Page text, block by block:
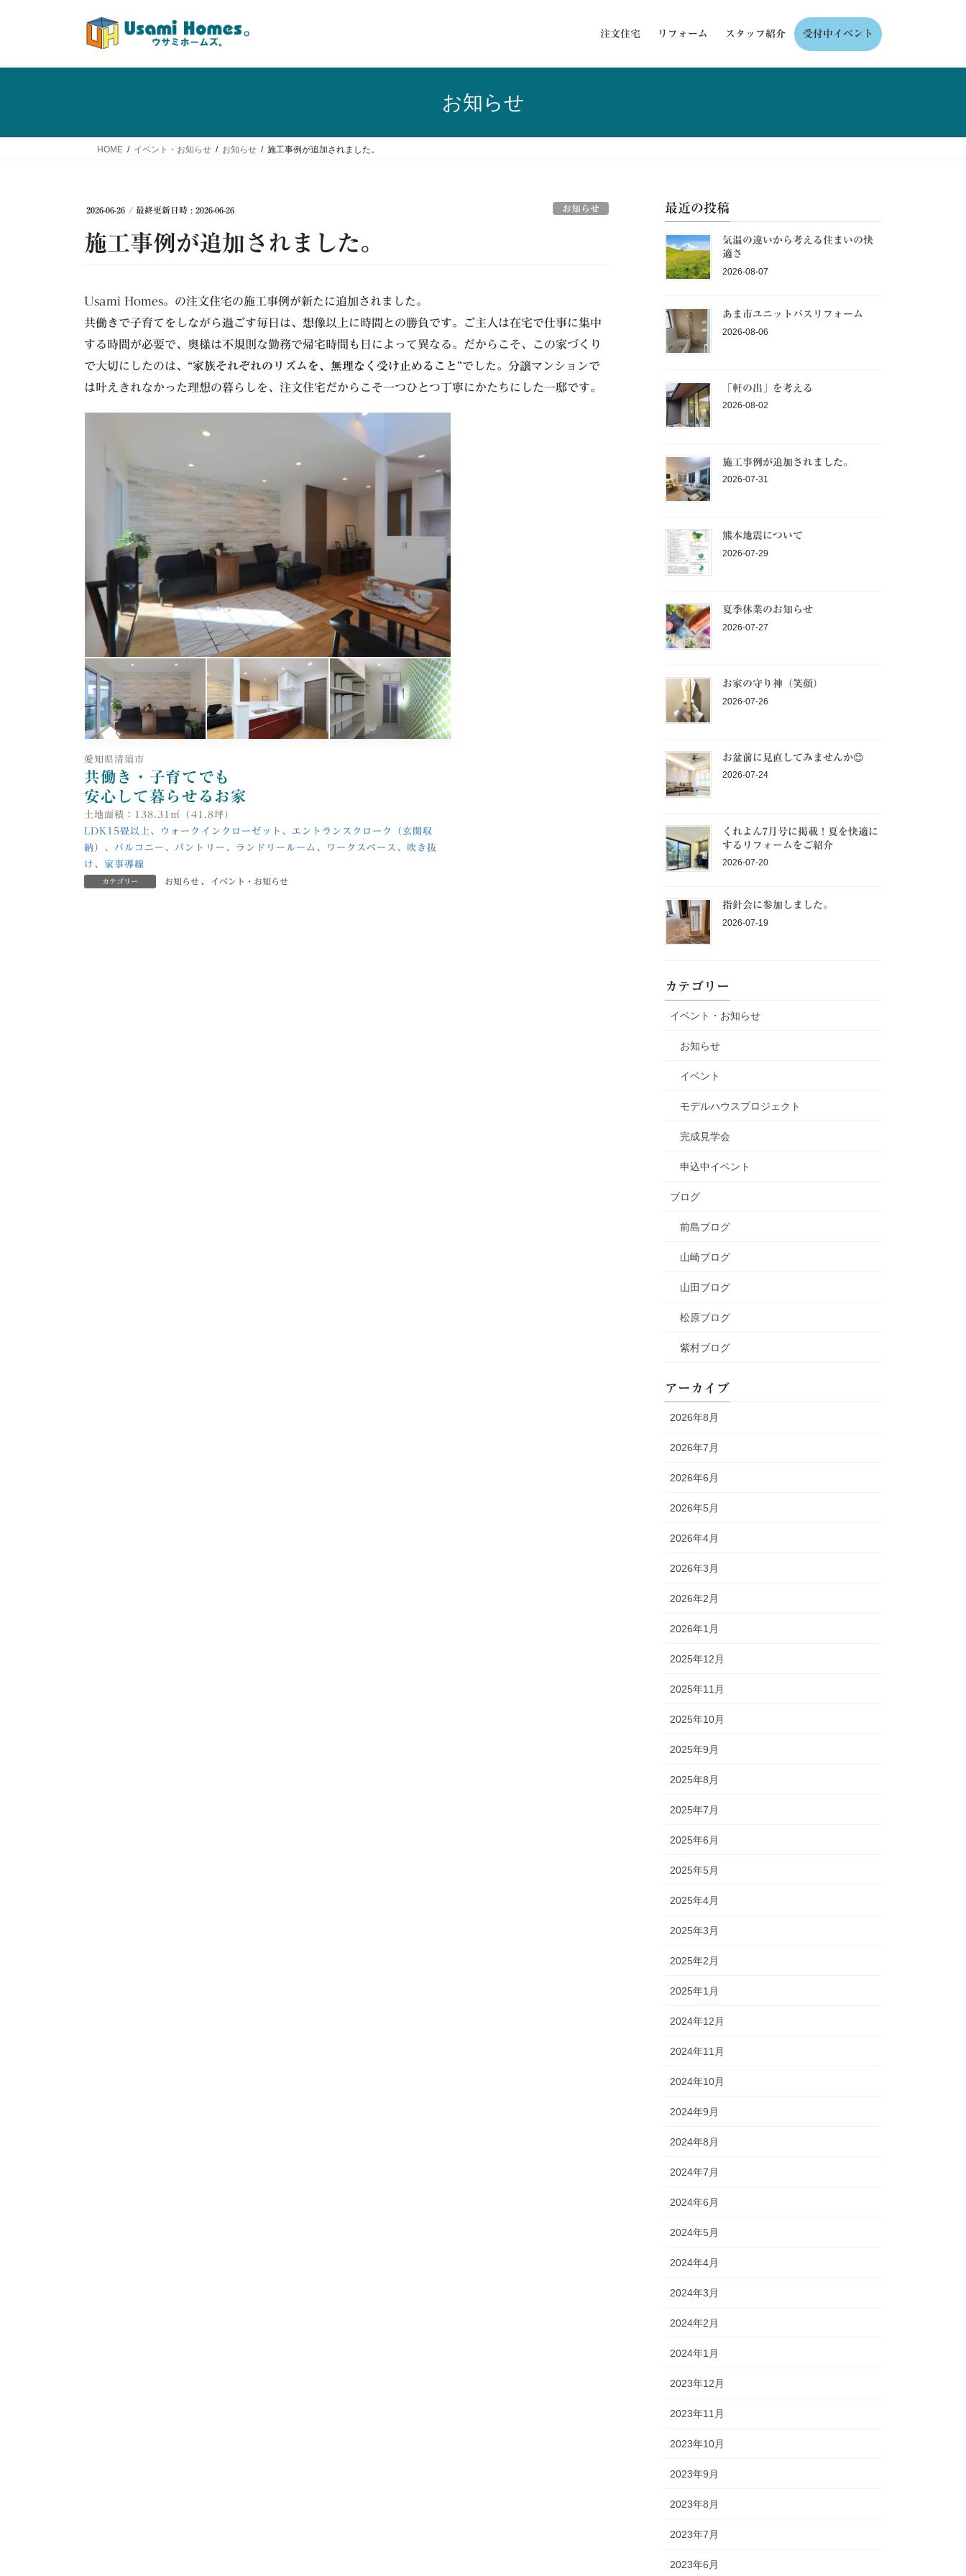
注文住宅 リフォーム スタッフ紹介 受付中イベント
お知らせ
HOME イベント・お知らせ お知らせ 施工事例が追加されました。
2026-06-26 / 最終更新日時 : 2026-06-26 お知らせ
施工事例が追加されました。
Usami Homes。の注文住宅の施工事例が新たに追加されました。
共働きで子育てをしながら過ごす毎日は、想像以上に時間との勝負です。ご主人は在宅で仕事に集中
する時間が必要で、奥様は不規則な勤務で帰宅時間も日によって異なる。だからこそ、この家づくり
で大切にしたのは、 “家族それぞれのリズムを、無理なく受け止めること”でした。分譲マンションで
は叶えきれなかった理想の暮らしを、注文住宅だからこそ一つひとつ丁寧にかたちにした一邸です。
愛知県清須市
共働き・子育てでも
安心して暮らせるお家
土地面積：138.31㎡（41.8坪）
LDK15畳以上 、 ウォークインクローゼット 、 エントランスクローク（玄関収
納） 、 バルコニー 、 パントリー 、 ランドリールーム 、 ワークスペース 、
吹き抜
け 、家事導線
カテゴリー お知らせ 、 イベント・お知らせ
最近の投稿
気温の違いから考える住まいの快
適さ
2026-08-07
あま市ユニットバスリフォーム
2026-08-06
「軒の出」を考える
2026-08-02
施工事例が追加されました。
2026-07-31
熊本地震について
2026-07-29
夏季休業のお知らせ
2026-07-27
お家の守り神（笑顔）
2026-07-26
お盆前に見直してみませんか😊
2026-07-24
くれよん7月号に掲載！夏を快適に
するリフォームをご紹介
2026-07-20
指針会に参加しました。
2026-07-19
カテゴリー
イベント・お知らせ
お知らせ
イベント
モデルハウスプロジェクト
完成見学会
申込中イベント
ブログ
前島ブログ
山崎ブログ
山田ブログ
松原ブログ
紫村ブログ
アーカイブ
2026年8月
2026年7月
2026年6月
2026年5月
2026年4月
2026年3月
2026年2月
2026年1月
2025年12月
2025年11月
2025年10月
2025年9月
2025年8月
2025年7月
2025年6月
2025年5月
2025年4月
2025年3月
2025年2月
2025年1月
2024年12月
2024年11月
2024年10月
2024年9月
2024年8月
2024年7月
2024年6月
2024年5月
2024年4月
2024年3月
2024年2月
2024年1月
2023年12月
2023年11月
2023年10月
2023年9月
2023年8月
2023年7月
2023年6月